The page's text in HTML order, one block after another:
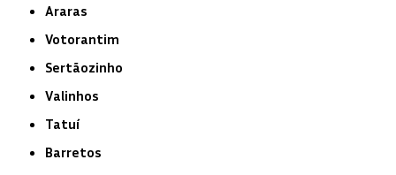
Araras
Votorantim
Sertãozinho
Valinhos
Tatuí
Barretos